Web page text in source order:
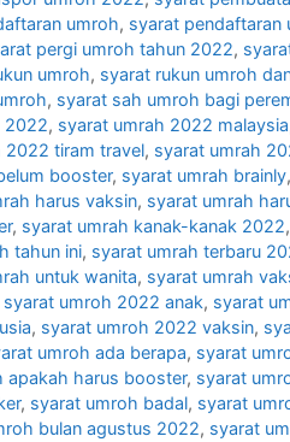
umroh, syarat pendaftaran
pergi umroh tahun 2022,
umroh, syarat rukun umroh
, syarat sah umroh bagi
2022, syarat umrah 2022 malaysia
2022 tiram travel, syarat umrah
booster, syarat umrah brainly,
harus vaksin, syarat umrah
, syarat umrah kanak-kanak 2022,
tahun ini, syarat umrah terbaru
untuk wanita, syarat umrah
syarat umroh 2022 anak, syarat
, syarat umroh 2022 vaksin,
umroh ada berapa, syarat
apakah harus booster, syarat
, syarat umroh badal, syarat
bulan agustus 2022, syarat